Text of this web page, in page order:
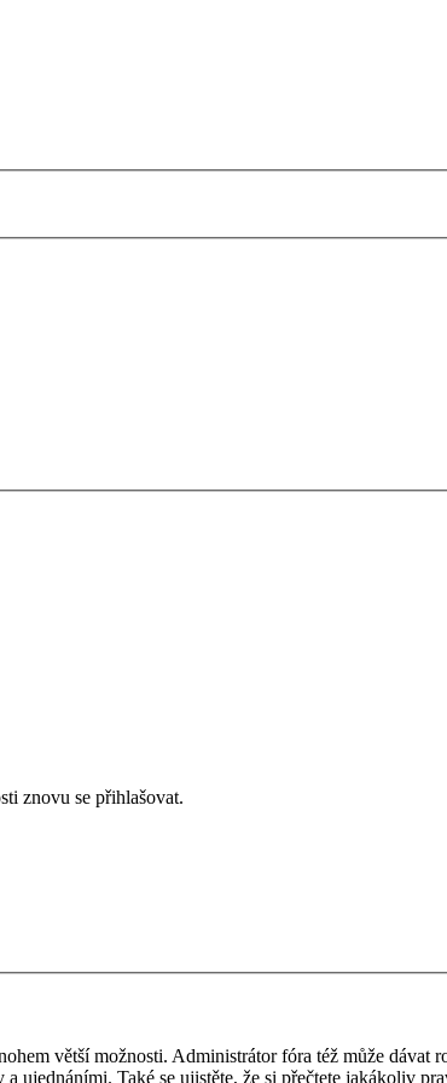
znovu se přihlašovat.
větší možnosti. Administrátor fóra též může dávat
ujednáními. Také se ujistěte, že si přečtete jakákoliv